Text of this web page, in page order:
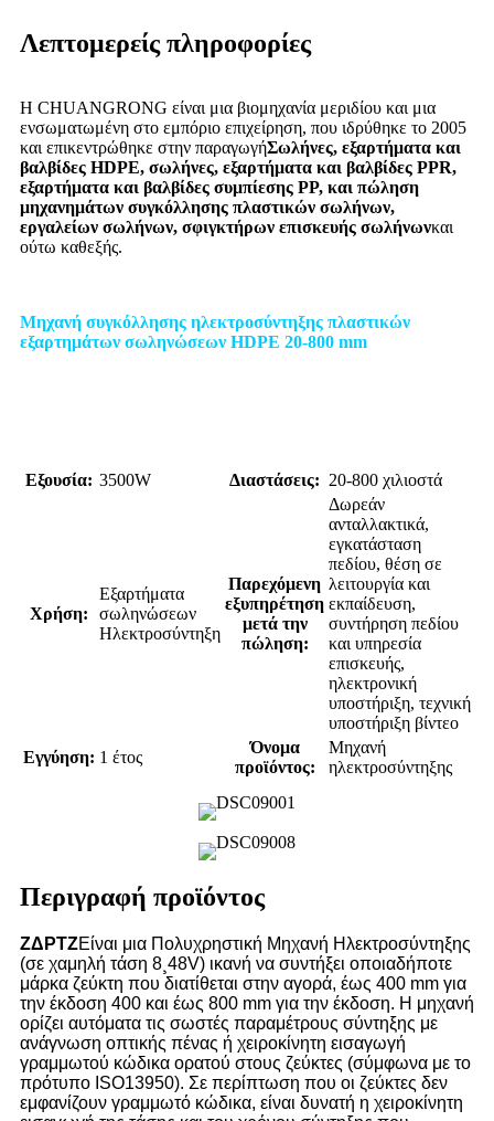
Λεπτομερείς πληροφορίες
Η CHUANGRONG είναι μια βιομηχανία μεριδίου και μια
ενσωματωμένη στο εμπόριο επιχείρηση, που ιδρύθηκε το 2005
και επικεντρώθηκε στην παραγωγήΣωλήνες, εξαρτήματα και
βαλβίδες HDPE, σωλήνες, εξαρτήματα και βαλβίδες PPR,
εξαρτήματα και βαλβίδες συμπίεσης PP, και πώληση
μηχανημάτων συγκόλλησης πλαστικών σωλήνων,
εργαλείων σωλήνων, σφιγκτήρων επισκευής σωλήνωνκαι
ούτω καθεξής.
Μηχανή συγκόλλησης ηλεκτροσύντηξης πλαστικών
εξαρτημάτων σωληνώσεων HDPE 20-800 mm
Εξουσία: 3500W Διαστάσεις: 20-800 χιλιοστά
Χρήση:
Εξαρτήματα
σωληνώσεων
Ηλεκτροσύντηξη
Παρεχόμενη
εξυπηρέτηση
μετά την
πώληση:
Δωρεάν
ανταλλακτικά,
εγκατάσταση
πεδίου, θέση σε
λειτουργία και
εκπαίδευση,
συντήρηση πεδίου
και υπηρεσία
επισκευής,
ηλεκτρονική
υποστήριξη, τεχνική
υποστήριξη βίντεο
Εγγύηση: 1 έτος
Όνομα
προϊόντος:
Μηχανή
ηλεκτροσύντηξης
Περιγραφή προϊόντος
ΖΔΡΤΖΕίναι μια Πολυχρηστική Μηχανή Ηλεκτροσύντηξης
(σε χαμηλή τάση 8¸48V) ικανή να συντήξει οποιαδήποτε
μάρκα ζεύκτη που διατίθεται στην αγορά, έως 400 mm για
την έκδοση 400 και έως 800 mm για την έκδοση. Η μηχανή
ορίζει αυτόματα τις σωστές παραμέτρους σύντηξης με
ανάγνωση οπτικής πένας ή χειροκίνητη εισαγωγή
γραμμωτού κώδικα ορατού στους ζεύκτες (σύμφωνα με το
πρότυπο ISO13950). Σε περίπτωση που οι ζεύκτες δεν
εμφανίζουν γραμμωτό κώδικα, είναι δυνατή η χειροκίνητη